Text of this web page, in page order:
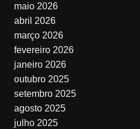
maio 2026
abril 2026
março 2026
fevereiro 2026
janeiro 2026
outubro 2025
setembro 2025
agosto 2025
julho 2025